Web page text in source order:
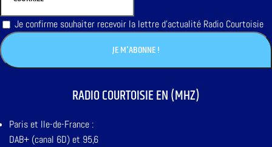
Je confirme souhaiter recevoir la lettre d'actualité Radio Courtoisie
RADIO COURTOISIE EN (MHZ)
Paris et Ile-de-France :
DAB+ (canal 6D) et 95,6